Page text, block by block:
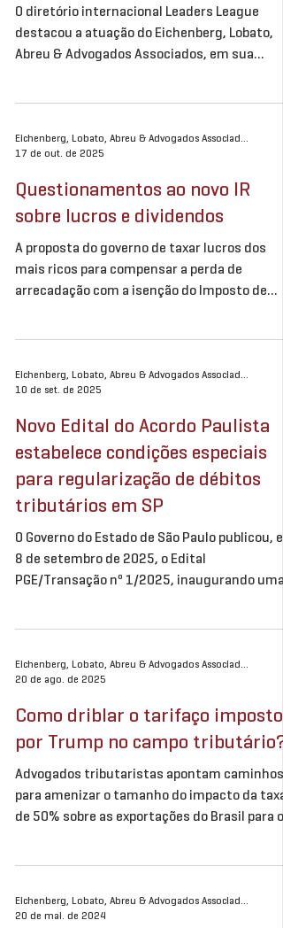
do escrit
O diretório internacional Leaders League
destacou a atuação do Eichenberg, Lobato,
Abreu & Advogados Associados, em sua
reflete a atuação de um time comprometido
com a efetividade, a pessoalidade e a
excelência, princípios que norteiam o
escritório em sua missão de oferecer
jurídicas criativas, personalizadas e
orientadas a resultados. Agr
Eichenberg, Lobato, Abreu & Advogados Associados
17 de out. de 2025
Questionamentos ao novo IR
sobre lucros e dividendos
A proposta do governo de taxar lucros dos
mais ricos para compensar a perda de
arrecadação com a isenção do Imposto de
como passou na Câmara, segundo
especialistas em tributação. O que aconteceu
Dúvidas sobre alíquotas, prazos e deduções
nº 1087/2025 aprovado na Câmara determina
que o Imposto de Renda
Eichenberg, Lobato, Abreu & Advogados Associados
10 de set. de 2025
Novo Edital do Acordo Paulista
estabelece condições especiais
para regularização de débitos
tributários em SP
O Governo do Estado de São Paulo publicou,
8 de setembro de 2025, o Edital
PGE/Transação nº 1/2025, inaugurando uma
Eichenberg, Lobato, Abreu & Advogados Associados
20 de ago. de 2025
Como driblar o tarifaço imposto
por Trump no campo tributário?
Advogados tributaristas apontam caminhos
para amenizar o tamanho do impacto da taxa
de 50% sobre as exportações do Brasil para os
Eichenberg, Lobato, Abreu & Advogados Associados
20 de mai. de 2024